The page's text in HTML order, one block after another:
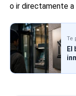
o ir directamente a
Te
El